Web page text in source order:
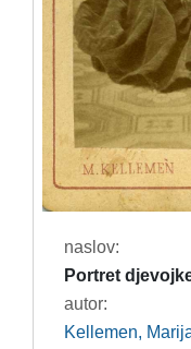
naslov:
Portret
autor:
Kellemen,